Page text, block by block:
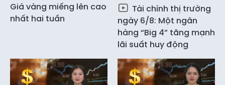
Giá vàng miếng lên cao
nhất hai tuần
Tài chính thị trường
ngày 6/8: Một ngân
hàng “Big 4” tăng mạnh
lãi suất huy động